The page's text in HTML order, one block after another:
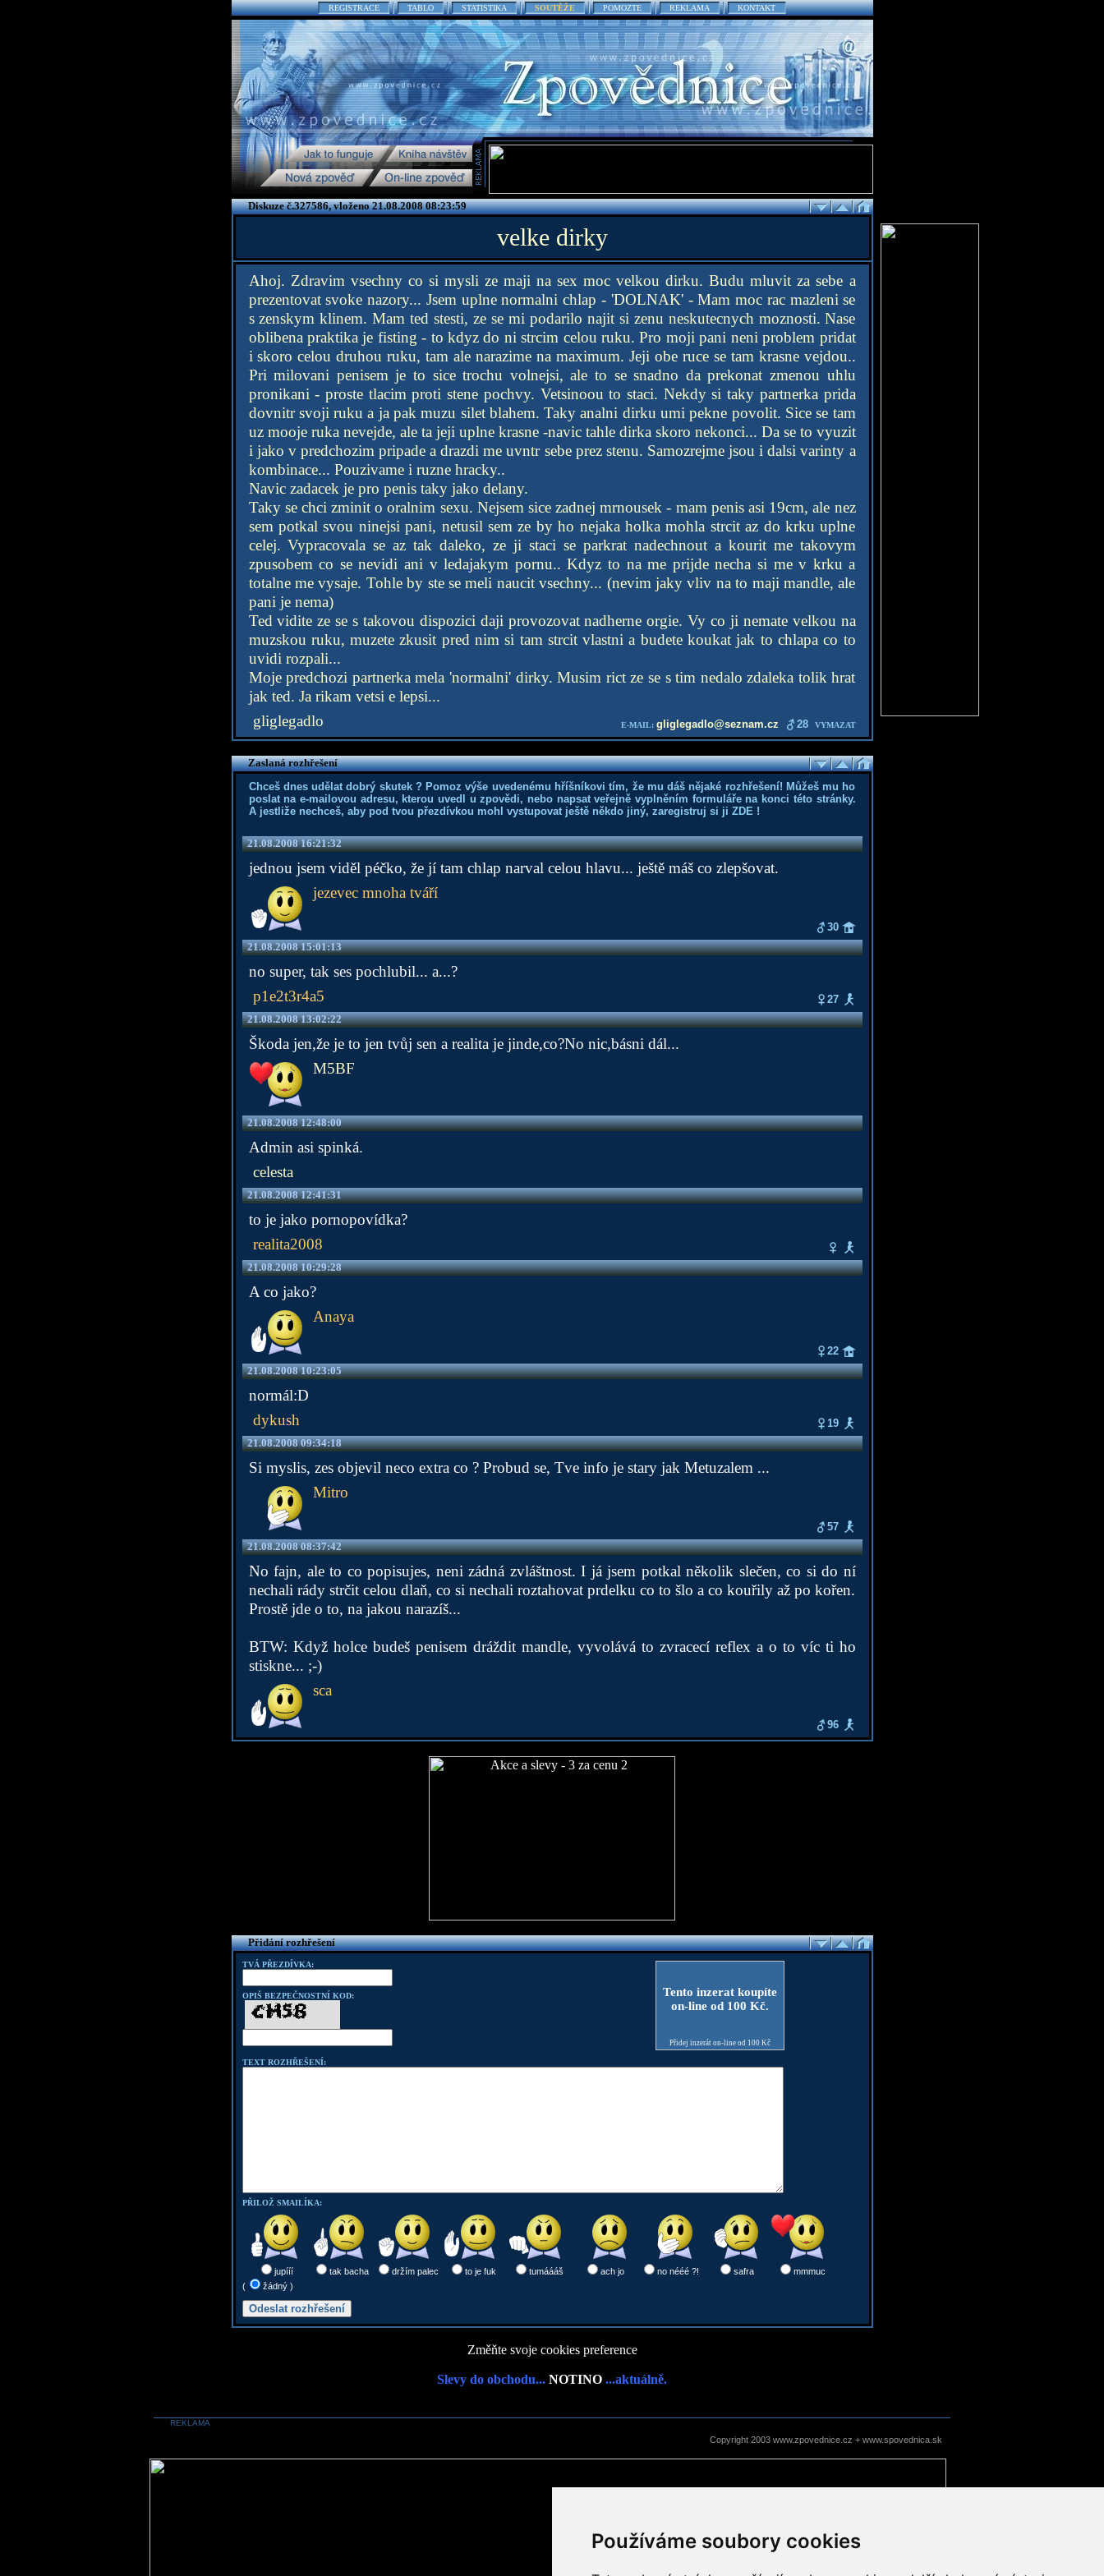
Používáme soubory cookies
REGISTRACE TABLO STATISTIKA SOUTĚŽE POMOZTE REKLAMA KONTAKT
Diskuze č.327586, vloženo 21.08.2008 08:23:59
velke dirky
Ahoj. Zdravim vsechny co si mysli ze maji na sex moc velkou dirku. Budu mluvit za sebe a
prezentovat svoke nazory... Jsem uplne normalni chlap - 'DOLNAK' - Mam moc rac mazleni se
s zenskym klinem. Mam ted stesti, ze se mi podarilo najit si zenu neskutecnych moznosti. Nase
oblibena praktika je fisting - to kdyz do ni strcim celou ruku. Pro moji pani neni problem pridat
i skoro celou druhou ruku, tam ale narazime na maximum. Jeji obe ruce se tam krasne vejdou..
Pri milovani penisem je to sice trochu volnejsi, ale to se snadno da prekonat zmenou uhlu
pronikani - proste tlacim proti stene pochvy. Vetsinoou to staci. Nekdy si taky partnerka prida
dovnitr svoji ruku a ja pak muzu silet blahem. Taky analni dirku umi pekne povolit. Sice se tam
uz mooje ruka nevejde, ale ta jeji uplne krasne -navic tahle dirka skoro nekonci... Da se to vyuzit
i jako v predchozim pripade a drazdi me uvntr sebe prez stenu. Samozrejme jsou i dalsi varinty a
kombinace... Pouzivame i ruzne hracky..
Navic zadacek je pro penis taky jako delany.
Taky se chci zminit o oralnim sexu. Nejsem sice zadnej mrnousek - mam penis asi 19cm, ale nez
sem potkal svou ninejsi pani, netusil sem ze by ho nejaka holka mohla strcit az do krku uplne
celej. Vypracovala se az tak daleko, ze ji staci se parkrat nadechnout a kourit me takovym
zpusobem co se nevidi ani v ledajakym pornu.. Kdyz to na me prijde necha si me v krku a
totalne me vysaje. Tohle by ste se meli naucit vsechny... (nevim jaky vliv na to maji mandle, ale
pani je nema)
Ted vidite ze se s takovou dispozici daji provozovat nadherne orgie. Vy co ji nemate velkou na
muzskou ruku, muzete zkusit pred nim si tam strcit vlastni a budete koukat jak to chlapa co to
uvidi rozpali...
Moje predchozi partnerka mela 'normalni' dirky. Musim rict ze se s tim nedalo zdaleka tolik hrat
jak ted. Ja rikam vetsi e lepsi...
gliglegadlo
E-MAIL: gliglegadlo@seznam.cz 28 VYMAZAT
Zaslaná rozhřešení
Chceš dnes udělat dobrý skutek ? Pomoz výše uvedenému hříšníkovi tím, že mu dáš nějaké rozhřešení! Můžeš mu ho
poslat na e-mailovou adresu, kterou uvedl u zpovědi, nebo napsat veřejně vyplněním formuláře na konci této stránky.
A jestliže nechceš, aby pod tvou přezdívkou mohl vystupovat ještě někdo jiný, zaregistruj si ji ZDE!
21.08.2008 16:21:32
jednou jsem viděl péčko, že jí tam chlap narval celou hlavu... ještě máš co zlepšovat.
jezevec mnoha tváří
30
21.08.2008 15:01:13
no super, tak ses pochlubil... a...?
p1e2t3r4a5
27
21.08.2008 13:02:22
Škoda jen,že je to jen tvůj sen a realita je jinde,co?No nic,básni dál...
M5BF
21.08.2008 12:48:00
Admin asi spinká.
celesta
21.08.2008 12:41:31
to je jako pornopovídka?
realita2008
21.08.2008 10:29:28
A co jako?
Anaya
22
21.08.2008 10:23:05
normál:D
dykush
19
21.08.2008 09:34:18
Si myslis, zes objevil neco extra co ? Probud se, Tve info je stary jak Metuzalem ...
Mitro
57
21.08.2008 08:37:42
No fajn, ale to co popisujes, neni zádná zvláštnost. I já jsem potkal několik slečen, co si do ní
nechali rády strčit celou dlaň, co si nechali roztahovat prdelku co to šlo a co kouřily až po kořen.
Prostě jde o to, na jakou narazíš...
BTW: Když holce budeš penisem dráždit mandle, vyvolává to zvracecí reflex a o to víc ti ho
stiskne... ;-)
sca
96
Přidání rozhřešení
TVÁ PŘEZDÍVKA:
OPIŠ BEZPEČNOSTNÍ KOD:
Tento inzerat koupíte
on-line od 100 Kč.
Přidej inzerát on-line od 100 Kč
TEXT ROZHŘEŠENÍ:
PŘILOŽ SMAILÍKA:
jupííí tak bacha držím palec to je fuk tumáááš ach jo no nééé ?! safra
mmmuc
(
žádný )
Změňte svoje cookies preference
Slevy do obchodu... NOTINO ...aktuálně.
REKLAMA
Copyright 2003 www.zpovednice.cz + www.spovednica.sk